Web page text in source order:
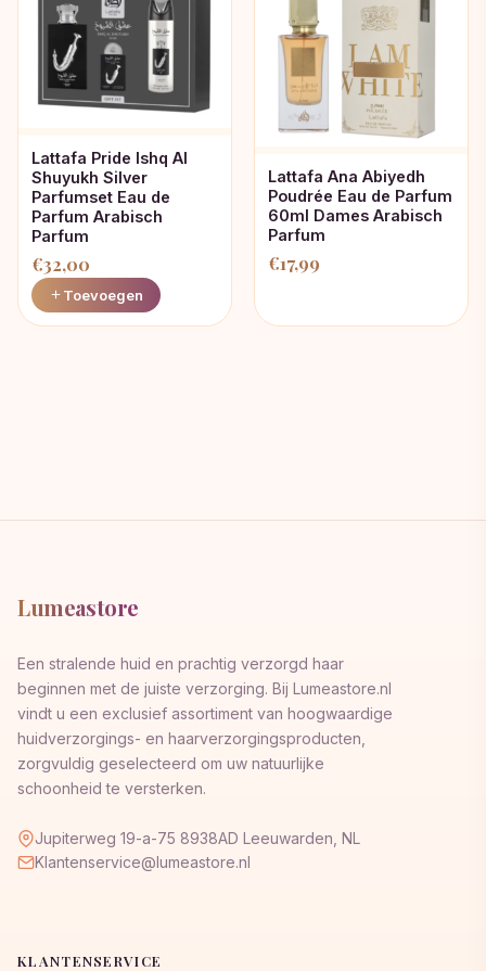
Lattafa Pride Ishq Al
Shuyukh Silver
Parfumset Eau de
Parfum Arabisch
Parfum
€32,00
Toevoegen
Lattafa Ana Abiyedh
Poudrée Eau de Parfum
60ml Dames Arabisch
Parfum
€17,99
Lumeastore
Een stralende huid en prachtig verzorgd haar
beginnen met de juiste verzorging. Bij Lumeastore.nl
vindt u een exclusief assortiment van hoogwaardige
huidverzorgings- en haarverzorgingsproducten,
zorgvuldig geselecteerd om uw natuurlijke
schoonheid te versterken.
Jupiterweg 19-a-75 8938AD Leeuwarden, NL
Klantenservice@lumeastore.nl
KLANTENSERVICE